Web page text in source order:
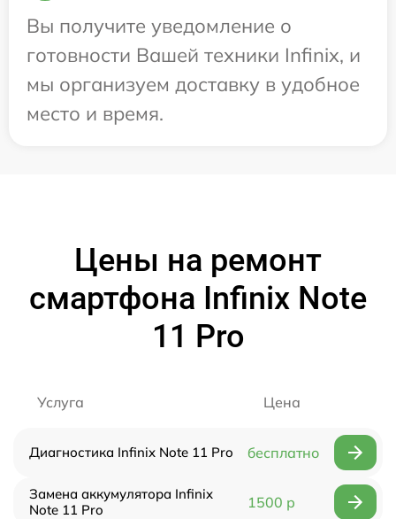
Вы получите уведомление о
готовности Вашей техники Infinix, и
мы организуем доставку в удобное
место и время.
Цены на ремонт
смартфона Infinix Note
11 Pro
Услуга Цена
Диагностика Infinix Note 11 Pro бесплатно
Замена аккумулятора Infinix
Note 11 Pro
1500 р